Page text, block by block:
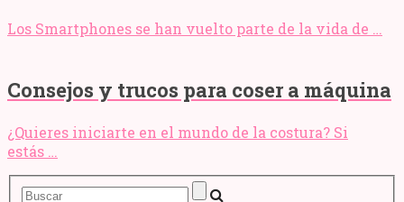
Los Smartphones se han vuelto parte de la vida de …
Consejos y trucos para coser a máquina
¿Quieres iniciarte en el mundo de la costura? Si
estás …